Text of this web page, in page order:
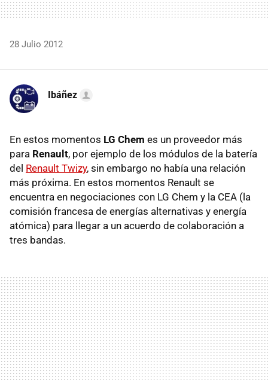
28 Julio 2012
Ibáñez
En estos momentos LG Chem es un proveedor más
para Renault, por ejemplo de los módulos de la batería
del Renault Twizy, sin embargo no había una relación
más próxima. En estos momentos Renault se
encuentra en negociaciones con LG Chem y la CEA (la
comisión francesa de energías alternativas y energía
atómica) para llegar a un acuerdo de colaboración a
tres bandas.